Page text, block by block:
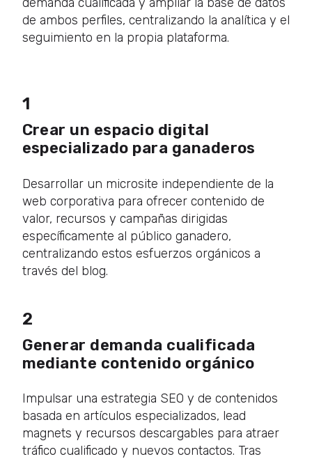
de ambos perfiles, centralizando la analítica y el
seguimiento en la propia plataforma.
1
Crear un espacio digital
especializado para ganaderos
Desarrollar un microsite independiente de la
web corporativa para ofrecer contenido de
valor, recursos y campañas dirigidas
específicamente al público ganadero,
centralizando estos esfuerzos orgánicos a
través del blog.
2
Generar demanda cualificada
mediante contenido orgánico
Impulsar una estrategia SEO y de contenidos
basada en artículos especializados, lead
magnets y recursos descargables para atraer
tráfico cualificado y nuevos contactos. Tras